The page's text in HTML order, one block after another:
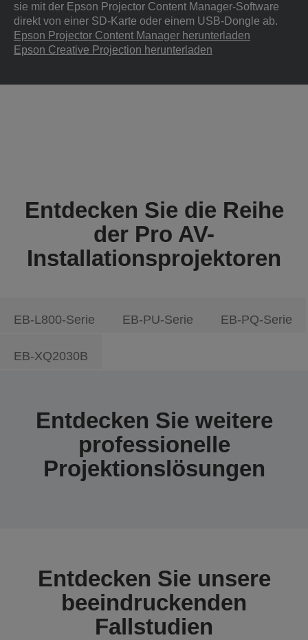
sie mit der Epson Projector Content Manager-Software
direkt von einer SD-Karte oder einem USB-Dongle ab.
Epson Projector Content Manager herunterladen
Epson Creative Projection herunterladen
Entdecken Sie die Reihe
der Pro AV-
Installationsprojektoren
EB-L800-Serie EB-PU-Serie EB-PQ-Serie
EB-XQ2030B
Entdecken Sie weitere
professionelle
Projektionslösungen
Entdecken Sie unsere
beeindruckenden
Fallstudien